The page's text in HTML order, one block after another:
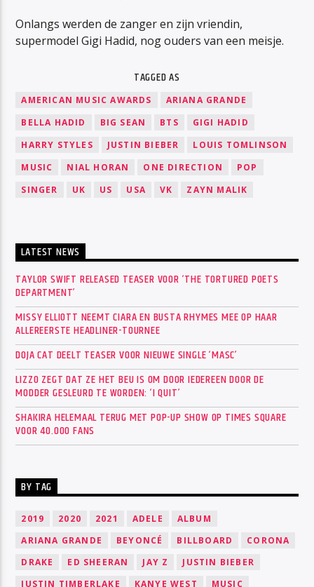
Onlangs werden de zanger en zijn vriendin,
supermodel Gigi Hadid, nog ouders van een meisje.
TAGGED AS
AMERICAN MUSIC AWARDS
ARIANA GRANDE
BELLA HADID
BIG SEAN BTS
GIGI HADID
HARRY STYLES
JUSTIN BIEBER
LOUIS TOMLINSON
MUSIC
NIAL HORAN ONE DIRECTION
POP
SINGER
UK US USA VK ZAYN MALIK
LATEST NEWS
TAYLOR SWIFT RELEASED TEASER VOOR ‘THE TORTURED POETS
DEPARTMENT’
MISSY ELLIOTT NEEMT CIARA EN BUSTA RHYMES MEE OP HAAR
ALLEREERSTE HEADLINER-TOURNEE
DOJA CAT DEELT TEASER VOOR NIEUWE SINGLE ‘MASC’
LIZZO ZEGT DAT ZE HET BEU IS OM DOOR IEDEREEN DOOR DE
MODDER GESLEURD TE WORDEN: ‘I QUIT’
SHAKIRA HELEMAAL TERUG MET POP-UP SHOW OP TIMES SQUARE
VOOR 40.000 FANS
BY TAG
2019 2020 2021 ADELE
ALBUM
ARIANA GRANDE
BEYONCÉ BILLBOARD
CORONA
DRAKE
ED SHEERAN JAY Z
JUSTIN BIEBER
JUSTIN TIMBERLAKE
KANYE WEST
MUSIC